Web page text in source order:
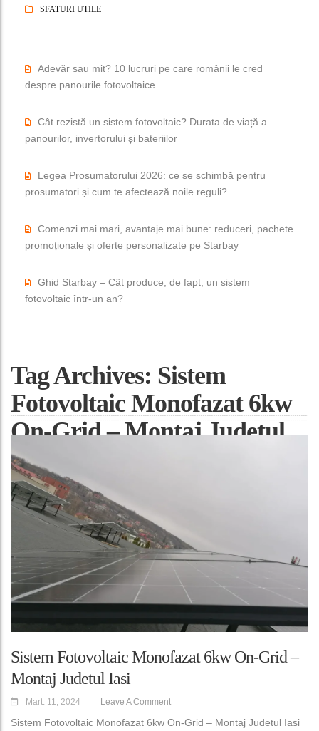
SFATURI UTILE
Adevăr sau mit? 10 lucruri pe care românii le cred
despre panourile fotovoltaice
Cât rezistă un sistem fotovoltaic? Durata de viață a
panourilor, invertorului și bateriilor
Legea Prosumatorului 2026: ce se schimbă pentru
prosumatori și cum te afectează noile reguli?
Comenzi mai mari, avantaje mai bune: reduceri, pachete
promoționale și oferte personalizate pe Starbay
Ghid Starbay – Cât produce, de fapt, un sistem
fotovoltaic într-un an?
Tag Archives: Sistem
Fotovoltaic Monofazat 6kw
On-Grid – Montaj Judetul
Iasi
Sistem Fotovoltaic Monofazat 6kw On-Grid –
Montaj Judetul Iasi
Mart. 11, 2024 Leave A Comment
Sistem Fotovoltaic Monofazat 6kw On-Grid – Montaj Judetul Iasi